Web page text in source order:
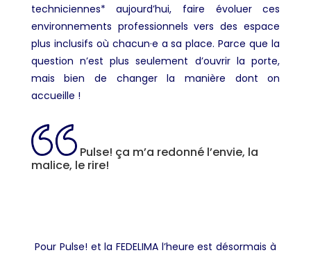
techniciennes* aujourd’hui, faire évoluer ces
environnements professionnels vers des espace
plus inclusifs où chacun·e a sa place. Parce que la
question n’est plus seulement d’ouvrir la porte,
mais bien de changer la manière dont on
accueille !
Pulse! ça m’a redonné l’envie, la
malice, le rire!
Pour Pulse! et la FEDELIMA l’heure est désormais à